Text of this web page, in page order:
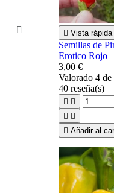
 Vista rápida
Semillas de
Erotico Rojo
3,00 €
Valorado 4de
40reseña(s)
 
 
 Añadir al